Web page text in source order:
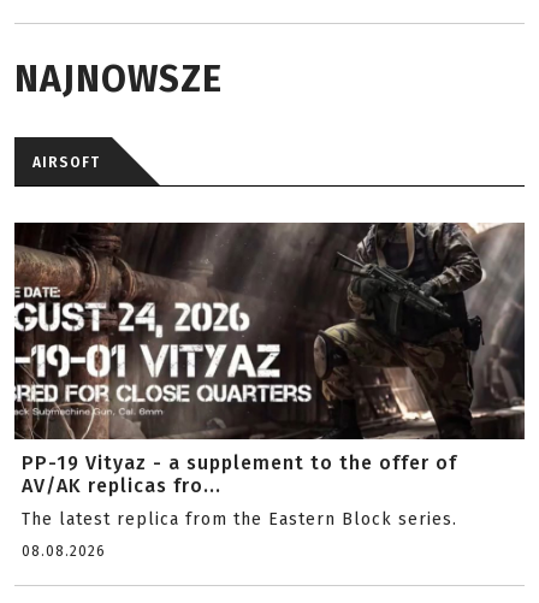
NAJNOWSZE
AIRSOFT
PP-19 Vityaz - a supplement to the offer of
AV/AK replicas fro...
The latest replica from the Eastern Block series.
08.08.2026